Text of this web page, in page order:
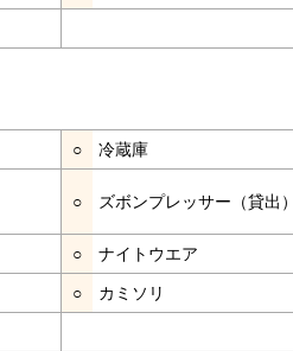
○ 冷蔵庫
○ ズボンプレッサー（貸出）
○ ナイトウエア
○ カミソリ